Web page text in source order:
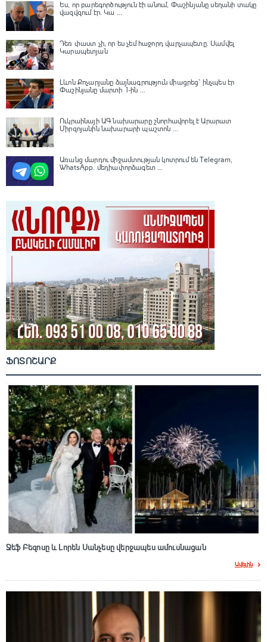
Ես, որ բարեգործություն էի անում, Փաշինյանը սեղանի տակը
վազվզում էր․ Կա ...
Դեռ փաստ չի, որ ես չեմ հաջորդ վարչապետը․ Սամվել
Կարապետյան
Լևոն Քոչարյանը ձայնագրություն միացրեց՝ ինչպես էր
Փաշինյանը մարտի 1-ին ...
Ուկրաինայի ԱԳ նախարարը շնորհավորել է Արարատ
Միրզոյանին նախարարի պաշտոն ...
Առանց մարդու միջամտության կոտրում են Telegram,
WhatsApp․ մեդիափորձագետ ...
ՖՈՏՈՇԱՐՔ
Ջեֆ Բեզոսը և Լորեն Սանչեսը վերջապես ամուսնացան
Ավելին